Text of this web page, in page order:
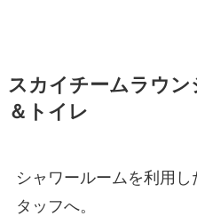
スカイチームラウ
＆トイレ
シャワールームを利用
タッフへ。